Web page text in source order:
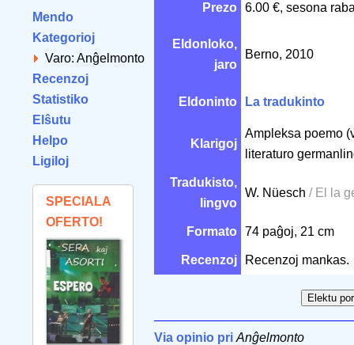
Mendo
Kategorioj
Varo: Anĝelmonto
Recenzoj
Statistiko
Elŝutu
Helpo
Ligiloj
SPECIALA
OFERTO!
Prezo 6.00 €, sesona
Eldonloko,
jaro
Berno, 2010
Eldoninto La tradukinto
Klarigoj
Ampleksa poemo
literaturo
Tradukisto,
lingvo
W. Nüesch / El la
Formato 74 paĝoj, 21 cm
Recenzoj Recenzoj mankas.
Via opinio pri Anĝelmonto